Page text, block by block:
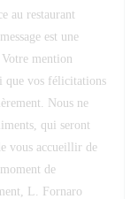
au restaurant
est une
mention
que vos félicitations
Nous ne
qui seront
vous accueillir de
de
L. Fornaro